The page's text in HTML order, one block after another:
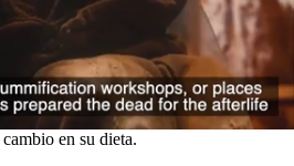
reconstruida tras el análisis de su
, se exhibirá públicamente por
de Cambridge sugiere que
Central cuando era niña, lo que
en su dieta.